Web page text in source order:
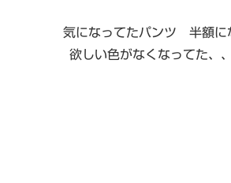
気になってたパンツ 半額に
欲しい色がなくなってた、